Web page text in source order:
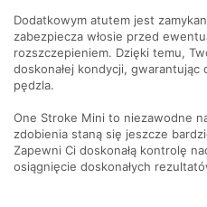
Dodatkowym atutem jest
zabezpiecza włosie przed
rozszczepieniem. Dzięki temu,
doskonałej kondycji, gwarantując
pędzla.
One Stroke Mini to niezawodne
zdobienia staną się jeszcze
Zapewni Ci doskonałą kontrolę
osiągnięcie doskonałych